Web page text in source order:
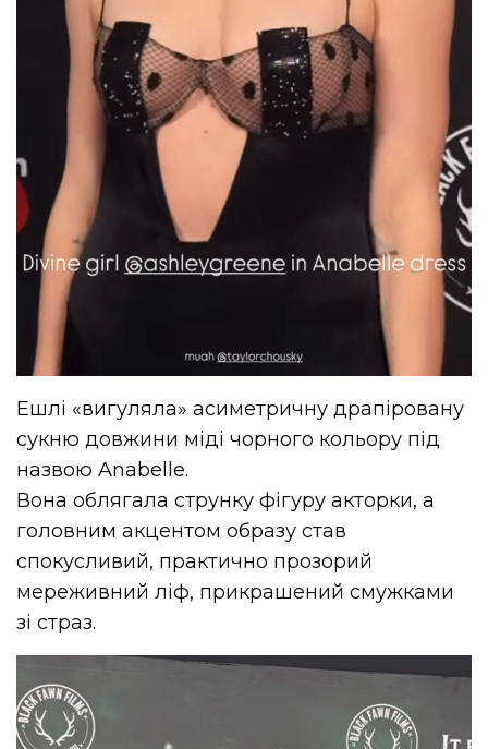
Ешлі «вигуляла» асиметричну драпіровану
сукню довжини міді чорного кольору під
назвою Anabelle.
Вона облягала струнку фігуру акторки, а
головним акцентом образу став
спокусливий, практично прозорий
мереживний ліф, прикрашений смужками
зістраз.